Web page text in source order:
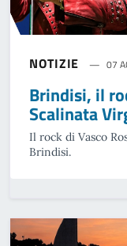
NOTIZIE 07
Brindisi, il
Scalinata
Il rock di Vasco
Brindisi.